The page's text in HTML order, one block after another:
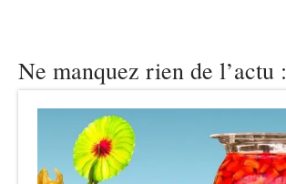
Ne manquez rien de l’actu :